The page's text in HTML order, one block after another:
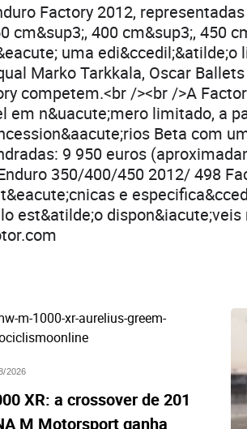
Factory 2012,
cm&sup3;, 400 cm&sup3;, 450
uma edi&ccedil;&atilde;o
Marko Tarkkala, Oscar
competem.<br /><br />A
em n&uacute;mero limitado, a
Beta com
9 950 euros
350/400/450 2012/ 498
e
est&atilde;o
2026
XR: a crossover de 201
M Motorsport ganha